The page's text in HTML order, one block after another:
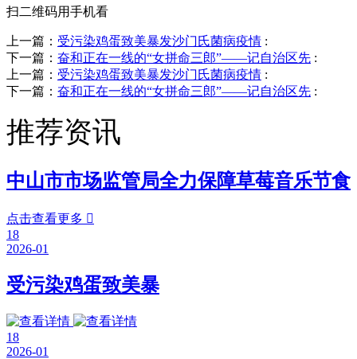
扫二维码用手机看
上一篇： 受污染鸡蛋致美暴发沙门氏菌病疫情 :
下一篇： 奋和正在一线的“女拼命三郎”——记自治区先 :
上一篇： 受污染鸡蛋致美暴发沙门氏菌病疫情 :
下一篇： 奋和正在一线的“女拼命三郎”——记自治区先 :
推荐资讯
中山市市场监管局全力保障草莓音乐节食
点击查看更多 
18
2026-01
受污染鸡蛋致美暴
18
2026-01